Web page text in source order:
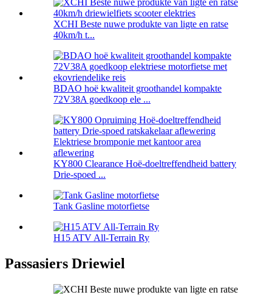
XCHI Beste nuwe produkte van ligte en ratse
40km/h t...
BDAO hoë kwaliteit groothandel kompakte
72V38A goedkoop ele ...
KY800 Clearance Hoë-doeltreffendheid battery
Drie-spoed ...
Tank Gasline motorfietse
H15 ATV All-Terrain Ry
Passasiers Driewiel